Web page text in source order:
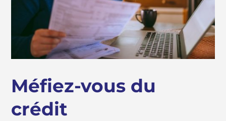
Méfiez-vous du
crédit